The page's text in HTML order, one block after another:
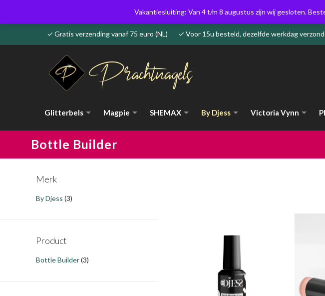
✓ Gratis verzending vanaf 75 euro (NL) ✓ Voor 15u besteld, dezelfde werkdag
Glitterbels Magpie SHEMAX By Djess Victoria Vynn
Bottle Builder
Merk
By Djess (3)
Product
Bottle Builder(3)
Vakantiesluiting: Van 4 t/m 8 augustus zijn wij gesloten.